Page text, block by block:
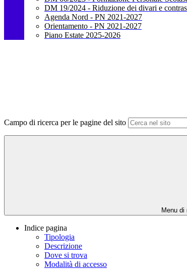
DM 19/2024 - Riduzione dei divari e
Agenda Nord - PN 2021-2027
Orientamento - PN 2021-2027
Piano Estate 2025-2026
Campo di ricerca per le pagine del sito
Menu di
Indice pagina
Tipologia
Descrizione
Dove si trova
Modalità di accesso